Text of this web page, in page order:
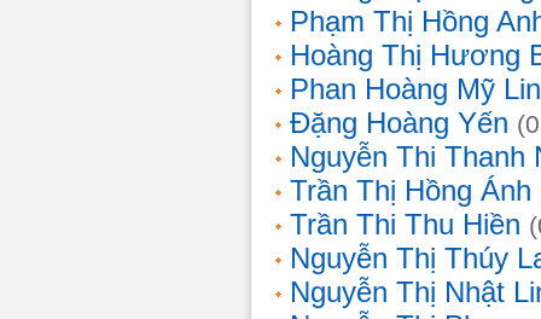
Phạm Thị Hồng
Hoàng Thị Hương
Phan Hoàng Mỹ
Đặng Hoàng Yến
Nguyễn Thi Thanh
Trần Thị Hồng Ánh
Trần Thi Thu Hiền
Nguyễn Thị Thúy
Nguyễn Thị Nhật